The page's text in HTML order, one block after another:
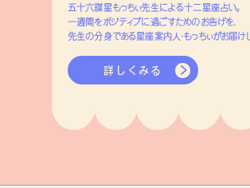
五十六謀星もっちぃ先生による十二星座占い。
一週間をポジティブに過ごすためのお告げを、
先生の分身である星座案内人・もっちぃがお届け
詳しくみる